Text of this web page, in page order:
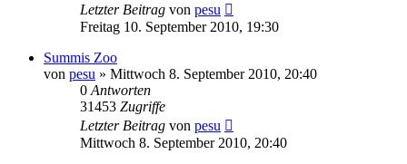
Letzter Beitrag von pesu
Freitag 10. September 2010, 19:30
Summis Zoo
von pesu » Mittwoch 8. September 2010, 20:40
0 Antworten
31453 Zugriffe
Letzter Beitrag von pesu
Mittwoch 8. September 2010, 20:40